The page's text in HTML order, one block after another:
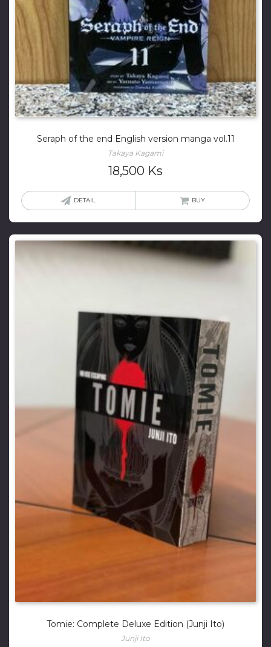
Seraph of the end English version manga vol.11
Takaya Kagami
18,500 Ks
DETAIL BUY
Tomie: Complete Deluxe Edition (Junji Ito)
Junji Ito